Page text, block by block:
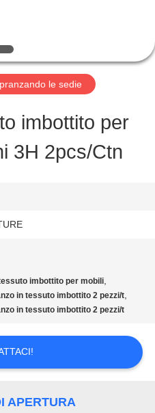
le sedie
imbottito per
3H 2pcs/Ctn
imbottito per mobili,
in tessuto imbottito 2 pezzi/t,
in tessuto imbottito 2 pezzi/t
APERTURA